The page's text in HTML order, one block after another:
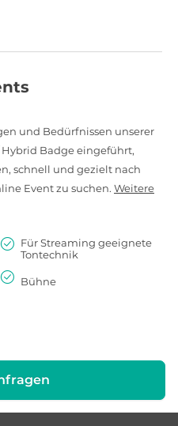
und Bedürfnissen unserer
Badge eingeführt,
schnell und gezielt nach
Event zu suchen. Weitere
Für Streaming geeignete
Tontechnik
Bühne